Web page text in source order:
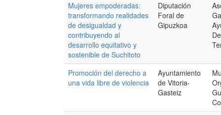
Mujeres empoderadas:
transformando realidades
de desigualdad y
contribuyendo al
desarrollo equitativo y
sostenible de Suchitoto
Diputación
Foral de
Gipuzkoa
Promoción del derecho a
una vida libre de violencia
Ayuntamiento
de Vitoria-
Gasteiz